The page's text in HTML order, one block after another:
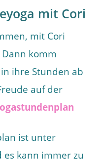
mit Cori
mit Cori
Dann komm
ihre Stunden ab
auf der
ist unter
es kann immer zu